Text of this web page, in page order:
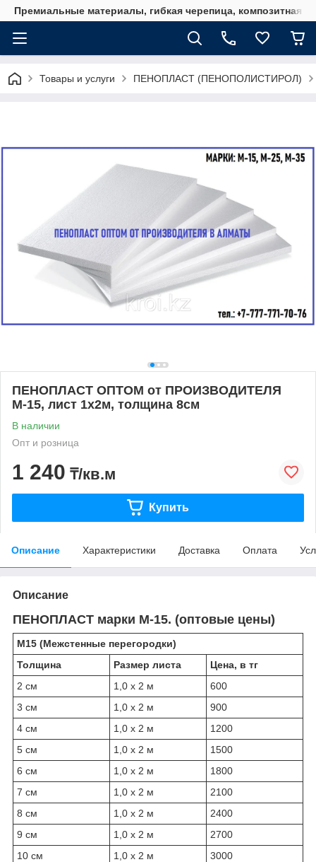
Премиальные материалы, гибкая черепица, композитная
Товары и услуги ПЕНОПЛАСТ (ПЕНОПОЛИСТИРОЛ)
ПЕНОПЛАСТ ОПТОМ от ПРОИЗВОДИТЕЛЯ
М-15, лист 1х2м, толщина 8см
В наличии
Опт и розница
1 240 ₸/кв.м
Купить
Описание Характеристики Доставка Оплата
Описание
ПЕНОПЛАСТ марки М-15. (оптовые цены)
М15 (Межстенные перегородки)
Толщина
Размер листа
Цена, в тг
2 см
1,0 х 2 м
600
3 см
1,0 х 2 м
900
4 см
1,0 х 2 м
1200
5 см
1,0 х 2 м
1500
6 см
1,0 х 2 м
1800
7 см
1,0 х 2 м
2100
8 см
1,0 х 2 м
2400
9 см
1,0 х 2 м
2700
10 см
1,0 х 2 м 3000